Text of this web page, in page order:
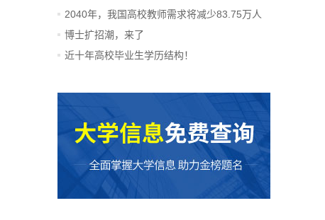
2040年，我国高校教师需求将减少83.75万人
博士扩招潮，来了
近十年高校毕业生学历结构！